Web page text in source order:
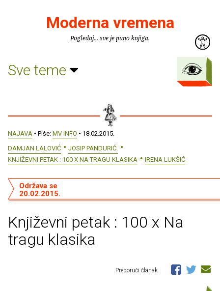
Moderna vremena
Pogledaj... sve je puno knjiga.
Sve teme
NAJAVA • Piše: MV INFO • 18.02.2015.
DAMJAN LALOVIĆ
JOSIP PANDURIĆ.
KNJIŽEVNI PETAK : 100 X NA TRAGU KLASIKA
IRENA LUKŠIĆ
Književni petak : 100 x Na
tragu klasika
Održava se
20.02.2015.
Preporuči članak